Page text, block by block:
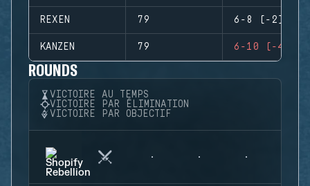
REXEN 79 6-8 (-2)
KANZEN 79 6-10 (-4)
ROUNDS
VICTOIRE AU TEMPS
VICTOIRE PAR ÉLIMINATION
VICTOIRE PAR OBJECTIF